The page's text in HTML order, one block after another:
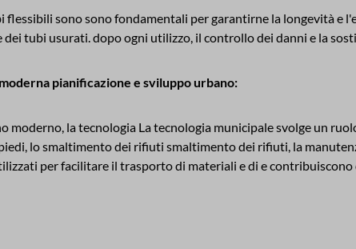
flessibili sono sono fondamentali per garantirne la longevità e
tubi usurati. dopo ogni utilizzo, il controllo dei danni e la
pianificazione e sviluppo urbano:
moderno, la tecnologia La tecnologia municipale svolge un
lo smaltimento dei rifiuti smaltimento dei rifiuti, la
per facilitare il trasporto di materiali e di e contribuiscono